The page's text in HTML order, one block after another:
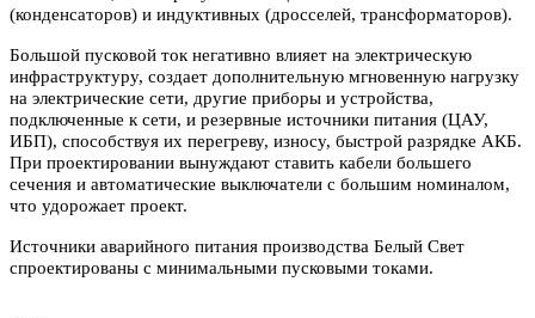
(конденсаторов) и индуктивных (дросселей, трансформаторов).
Большой пусковой ток негативно влияет на электрическую
инфраструктуру, создает дополнительную мгновенную нагрузку
на электрические сети, другие приборы и устройства,
подключенные к сети, и резервные источники питания (ЦАУ,
ИБП), способствуя их перегреву, износу, быстрой разрядке АКБ.
При проектировании вынуждают ставить кабели большего
сечения и автоматические выключатели с большим номиналом,
что удорожает проект.
Источники аварийного питания производства Белый Свет
спроектированы с минимальными пусковыми токами.